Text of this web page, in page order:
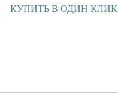
КУПИТЬ В ОДИН КЛИК